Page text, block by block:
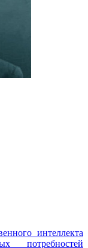
интеллекта
потребностей